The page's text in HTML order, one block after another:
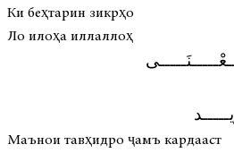
Ки беҳтарин зикрҳо
Ло илоҳа иллаллоҳ
Маънои тавҳидро ҷамъ кардааст